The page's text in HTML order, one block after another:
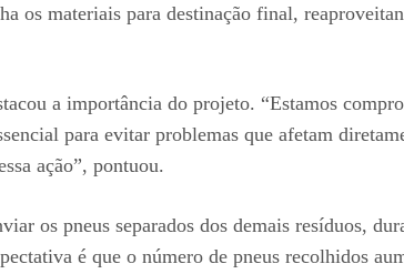
os materiais para destinação final,
a importância do projeto. “Estamos
para evitar problemas que afetam
ação”, pontuou.
os pneus separados dos demais resíduos,
é que o número de pneus recolhidos